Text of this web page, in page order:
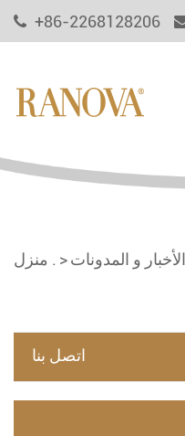
+86-2268128206
منزل . الأخبار و المدونات
اتصل بنا